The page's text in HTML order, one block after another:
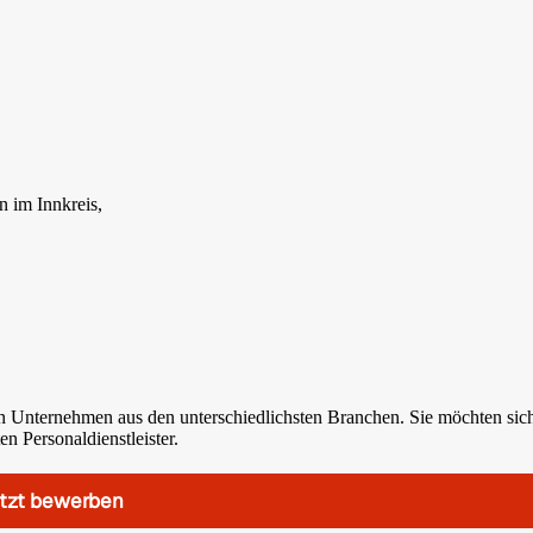
im Innkreis,
aus den unterschiedlichsten Branchen. Sie möchten
Personaldienstleister.
bewerben